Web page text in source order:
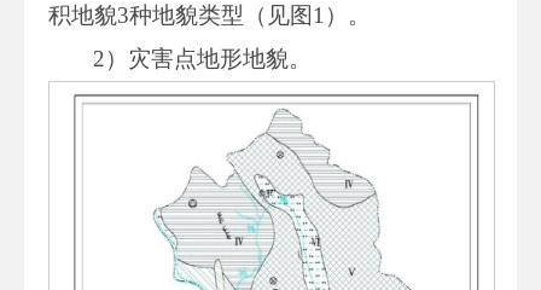
积地貌3种地貌类型（见图1）。
2）灾害点地形地貌。